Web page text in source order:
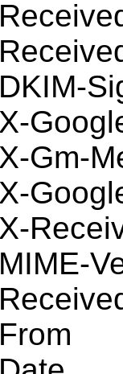
DKIM-
X-
X-Gm-
X-
X-
MIME-
From